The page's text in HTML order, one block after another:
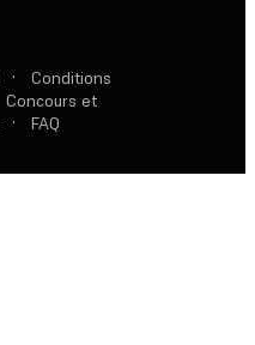
·
Conditions
Concours et
· FAQ